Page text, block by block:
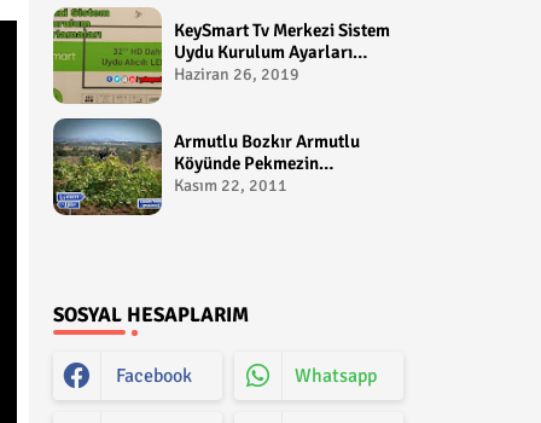
KeySmart Tv Merkezi Sistem
Uydu Kurulum Ayarları
Video anlatım -
Haziran 26, 2019
Armutlu Bozkır Armutlu
Köyünde Pekmezin
Hikayesi:Gezen Bilir Kontv
Kasım 22, 2011
SOSYAL HESAPLARIM
Facebook Whatsapp